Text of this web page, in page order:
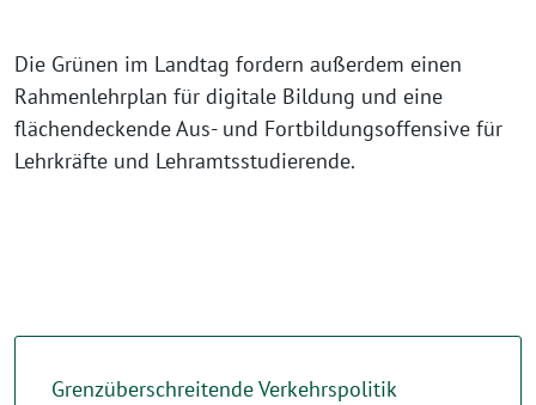
Die Grünen im Landtag fordern außerdem einen
Rahmenlehrplan für digitale Bildung und eine
flächendeckende Aus- und Fortbildungsoffensive für
Lehrkräfte und Lehramtsstudierende.
Grenzüberschreitende Verkehrspolitik